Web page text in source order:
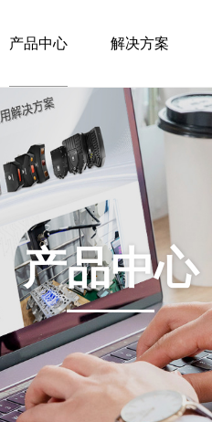
产品中心 解决方案
产品中心